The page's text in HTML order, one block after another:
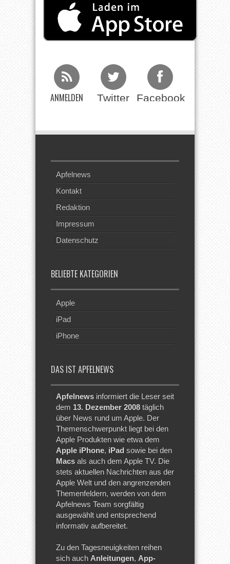
ANMELDEN Twitter Facebook
Apfelnews
Kontakt
Redaktion
Impressum
Datenschutz
BELIEBTE KATEGORIEN
Apple
iPad
iPhone
DAS IST APFELNEWS
Apfelnews informiert die Leser seit
dem 13. Dezember 2008 täglich
über News rund um Apple. Der
Themenschwerpunkt liegt bei den
Apple Produkten wie etwa dem
Apple iPhone, iPad sowie bei den
Macs als auch dem Apple TV. Die
stets aktuellen Nachrichten aus der
Apple Welt und den angrenzenden
Themenfeldern, werden von dem
Apfelnews Team sorgfältig
ausgewählt und entsprechend
informativ aufbereitet.
Zu den Tagesneuigkeiten reihen
sich auch Anleitungen, App-